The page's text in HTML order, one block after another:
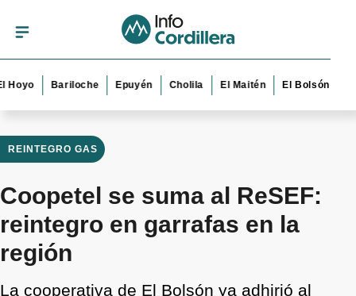
Bariloche Epuyén Cholila El Maitén El Bolsón Esquel
REINTEGRO GAS
Coopetel se suma al ReSEF:
reintegro en garrafas en la
región
La cooperativa de El Bolsón ya adhirió al